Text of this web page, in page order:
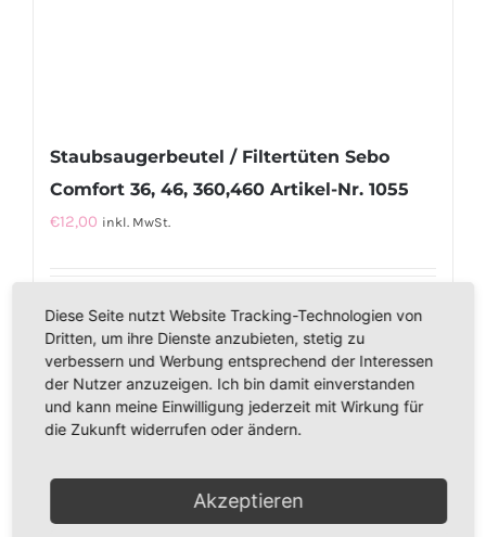
Staubsaugerbeutel / Filtertüten Sebo
Comfort 36, 46, 360,460 Artikel-Nr. 1055
€12,00 inkl. MwSt.
Diese Seite nutzt Website Tracking-Technologien von
Dritten, um ihre Dienste anzubieten, stetig zu
verbessern und Werbung entsprechend der Interessen
der Nutzer anzuzeigen. Ich bin damit einverstanden
und kann meine Einwilligung jederzeit mit Wirkung für
die Zukunft widerrufen oder ändern.
Akzeptieren